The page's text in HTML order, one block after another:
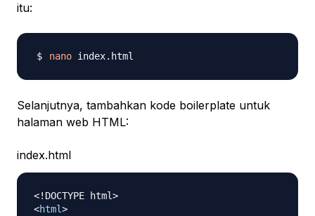
itu:
nano
Selanjutnya, tambahkan kode boilerplate untuk
halaman web HTML:
index.html
<! DOCTYPE html>
<html>